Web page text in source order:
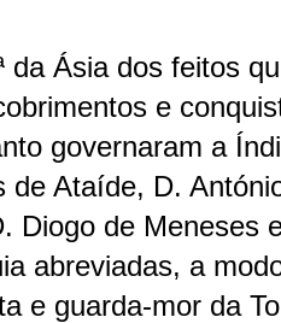
da Ásia dos feitos
e
governaram a
de Ataíde, D.
Diogo de Meneses
abreviadas, a
e guarda-mor da